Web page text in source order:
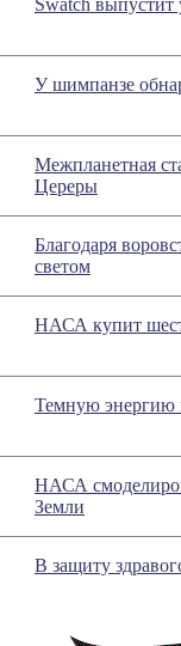
Swatch выпустит
У шимпанзе
Межпланетная
Цереры
Благодаря
светом
НАСА купит
Темную энергию
НАСА
Земли
В защиту